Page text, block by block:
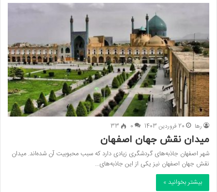
رها 20 فروردین 1403 0
33
میدان نقش جهان اصفهان
شهر اصفهان جاذبه‌های گردشگری زیادی دارد که سبب محبوبیت آن شده‌اند. میدان
نقش جهان اصفهان نیز یکی از این جاذبه‌های…
بیشتر بخوانید »